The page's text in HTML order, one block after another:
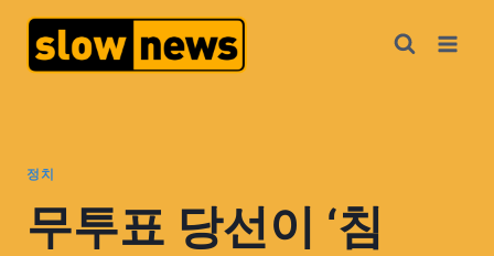
정치
무투표 당선이 ‘침